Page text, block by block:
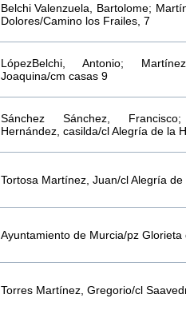
Belchi Valenzuela, Bartolome;
Dolores/Camino los Frailes, 7
LópezBelchi, Antonio;
Joaquina/cm casas 9
Sánchez Sánchez,
Hernández, casilda/cl Alegría de la
Tortosa Martínez, Juan/cl Alegría de
Ayuntamiento de Murcia/pz Glorieta
Torres Martínez, Gregorio/cl